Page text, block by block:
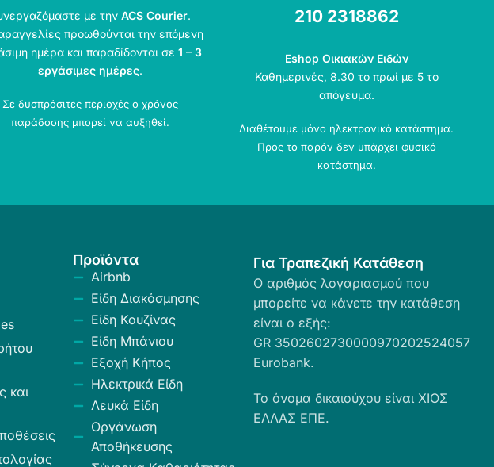
με τηνACS Courier.
προωθούνται την επόμενη
ημέρα και παραδίδονται σε1 – 3
εργάσιμες ημέρες.
Σε δυσπρόσιτες περιοχές ο χρόνος
παράδοσης μπορεί να αυξηθεί.
210 2318862
Eshop Οικιακών Ειδών
Καθημερινές, 8.30 το πρωί με 5 το
απόγευμα.
Διαθέτουμε μόνο ηλεκτρονικό κατάστημα.
Προς το παρόν δεν υπάρχει φυσικό
κατάστημα.
και
Προϊόντα
Airbnb
Είδη Διακόσμησης
Είδη Κουζίνας
Είδη Μπάνιου
Εξοχή Κήπος
Ηλεκτρικά Είδη
Λευκά Είδη
Οργάνωση
Αποθήκευσης
Για Τραπεζική Κατάθεση
Ο αριθμός λογαριασμού που
μπορείτε να κάνετε την κατάθεση
είναι ο εξής:
GR 3502602730000970202524057
Eurobank.
Το όνομα δικαιούχου είναι ΧΙΟΣ
ΕΛΛΑΣ ΕΠΕ.